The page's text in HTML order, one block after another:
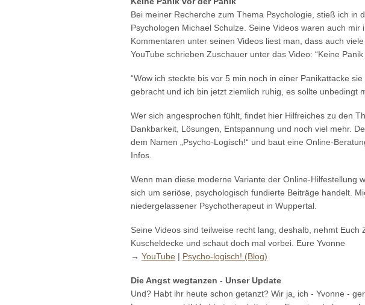
Bei meiner Recherche zum Thema Psychologie, stieß ich in
Psychologen Michael Schulze. Seine Videos waren auch mir
Kommentaren unter seinen Videos liest man, dass auch
YouTube schrieben Zuschauer unter das Video: “Keine
“Wow ich steckte bis vor 5 min noch in einer Panikattacke
gebracht und ich bin jetzt ziemlich ruhig, es sollte unbedingt
Wer sich angesprochen fühlt, findet hier Hilfreiches zu den
Dankbarkeit, Lösungen, Entspannung und noch viel mehr.
dem Namen „Psycho-Logisch!“ und baut eine Online-
Infos.
Wenn man diese moderne Variante der Online-Hilfestellung
sich um seriöse, psychologisch fundierte Beiträge handelt.
niedergelassener Psychotherapeut in Wuppertal.
Seine Videos sind teilweise recht lang, deshalb, nehmt Euch
Kuscheldecke und schaut doch mal vorbei. Eure Yvonne
→ YouTube | Psycho-logisch! (Blog)
Die Angst wegtanzen - Unser Update
Und? Habt ihr heute schon getanzt? Wir ja, ich - Yvonne -